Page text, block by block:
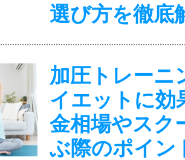
選び方を徹底
加圧トレーニ
イエットに効
金相場やスク
ぶ際のポイン